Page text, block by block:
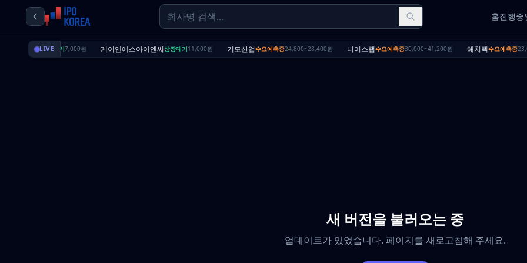
홈진행중
LIVE
딜리셔스상장대기7,000원 케이앤에스아이앤씨상장대기11,000원 기도산업수요예측중24,800~28,400원 니어스랩수요예측중30,000~41,200원 해치텍수요예측중
새 버전을 불러오는 중
업데이트가 있었습니다. 페이지를 새로고침해 주세요.